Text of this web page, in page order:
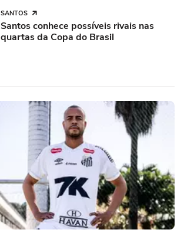
SANTOS
Santos conhece possíveis rivais nas
quartas da Copa do Brasil